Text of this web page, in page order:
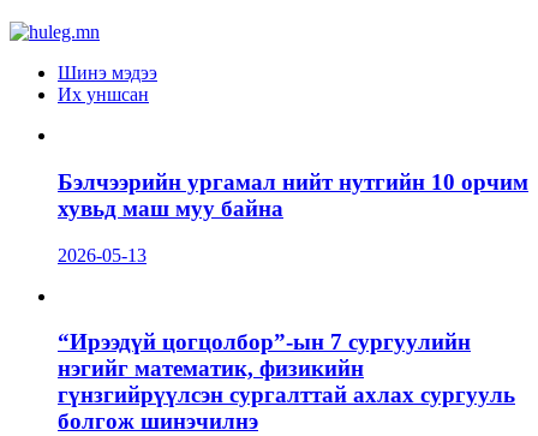
Шинэ мэдээ
Их уншсан
Бэлчээрийн ургамал нийт нутгийн 10 орчим
хувьд маш муу байна
2026-05-13
“Ирээдүй цогцолбор”-ын 7 сургуулийн
нэгийг математик, физикийн
гүнзгийрүүлсэн сургалттай ахлах сургууль
болгож шинэчилнэ